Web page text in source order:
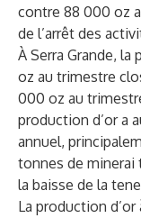
contre 88 000 oz
de l’arrêt des
À Serra Grande, la
oz au trimestre
000 oz au
production d’or a
annuel,
tonnes de minerai
la baisse de la
La production d’or